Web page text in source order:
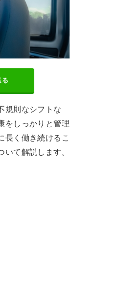
る
規則なシフトな
をしっかりと管理
長く働き続けるこ
て解説します。